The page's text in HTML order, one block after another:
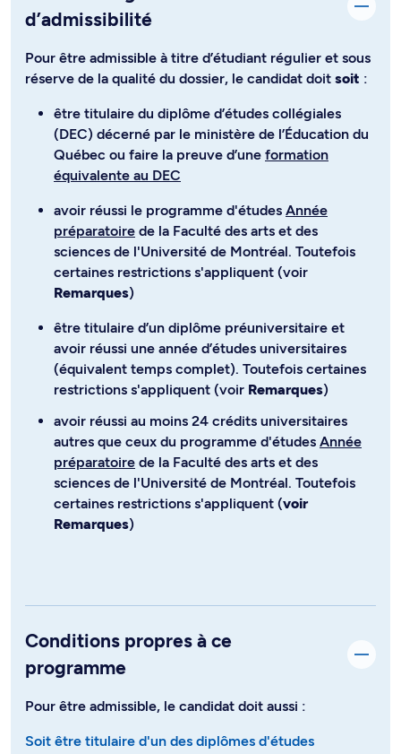
d’admissibilité
Pour être admissible à titre d’étudiant régulier et sous
réserve de la qualité du dossier, le candidat doit soit :
être titulaire du diplôme d’études collégiales
(DEC) décerné par le ministère de l’Éducation du
Québec ou faire la preuve d’une formation
équivalente au DEC
avoir réussi le programme d'études Année
préparatoire de la Faculté des arts et des
sciences de l'Université de Montréal. Toutefois
certaines restrictions s'appliquent (voir
Remarques)
être titulaire d’un diplôme préuniversitaire et
avoir réussi une année d’études universitaires
(équivalent temps complet). Toutefois certaines
restrictions s'appliquent (voir Remarques)
avoir réussi au moins 24 crédits universitaires
autres que ceux du programme d'études Année
préparatoire de la Faculté des arts et des
sciences de l'Université de Montréal. Toutefois
certaines restrictions s'appliquent (voir
Remarques)
Conditions propres à ce
programme
Pour être admissible, le candidat doit aussi :
Soit être titulaire d'un des diplômes d'études